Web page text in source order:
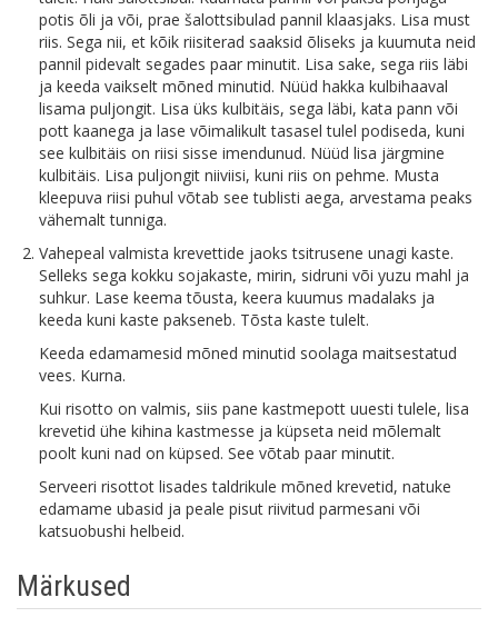
potis õli ja või, prae šalottsibulad pannil klaasjaks. Lisa must
riis. Sega nii, et kõik riisiterad saaksid õliseks ja kuumuta neid
pannil pidevalt segades paar minutit. Lisa sake, sega riis läbi
ja keeda vaikselt mõned minutid. Nüüd hakka kulbihaaval
lisama puljongit. Lisa üks kulbitäis, sega läbi, kata pann või
pott kaanega ja lase võimalikult tasasel tulel podiseda, kuni
see kulbitäis on riisi sisse imendunud. Nüüd lisa järgmine
kulbitäis. Lisa puljongit niiviisi, kuni riis on pehme. Musta
kleepuva riisi puhul võtab see tublisti aega, arvestama peaks
vähemalt tunniga.
Vahepeal valmista krevettide jaoks tsitrusene unagi kaste.
Selleks sega kokku sojakaste, mirin, sidruni või yuzu mahl ja
suhkur. Lase keema tõusta, keera kuumus madalaks ja
keeda kuni kaste pakseneb. Tõsta kaste tulelt.
Keeda edamamesid mõned minutid soolaga maitsestatud
vees. Kurna.
Kui risotto on valmis, siis pane kastmepott uuesti tulele, lisa
krevetid ühe kihina kastmesse ja küpseta neid mõlemalt
poolt kuni nad on küpsed. See võtab paar minutit.
Serveeri risottot lisades taldrikule mõned krevetid, natuke
edamame ubasid ja peale pisut riivitud parmesani või
katsuobushi helbeid.
Märkused